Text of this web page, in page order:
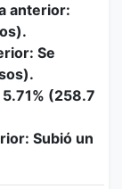
anterior:
Se
(258.7
Subió un